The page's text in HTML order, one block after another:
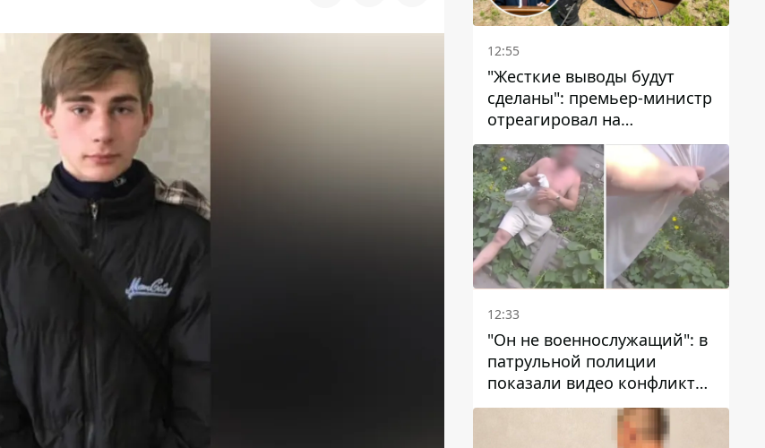
12:55
"Жесткие выводы будут
сделаны": премьер-министр
отреагировал на
несколькодневное
отсутствие воды в Марганце
12:33
"Он не военнослужащий": в
патрульной полиции
показали видео конфликта
с мужчиной без ноги на
проспекте Поля в Днепре